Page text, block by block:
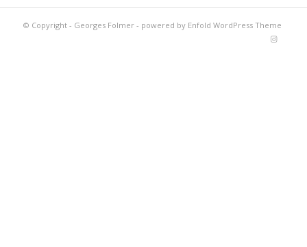
© Copyright - Georges Folmer- powered by Enfold WordPress Theme